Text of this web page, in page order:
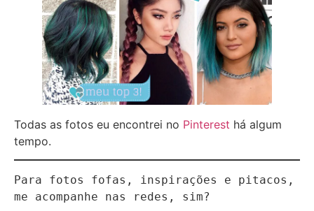
Todas as fotos eu encontrei no Pinterest há algum
tempo.
Para fotos fofas, inspirações e pitacos,
me acompanhe nas redes, sim?